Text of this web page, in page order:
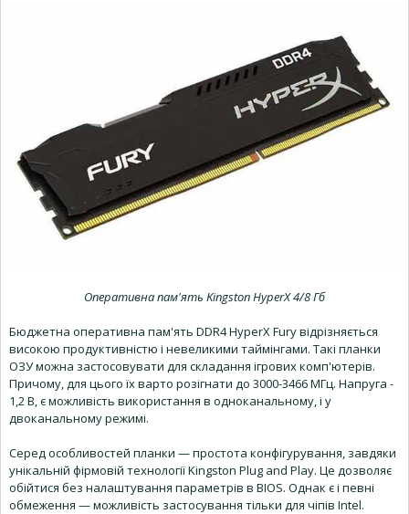
Оперативна пам'ять Kingston HyperX 4/8 Гб
Бюджетна оперативна пам'ять DDR4 HyperX Fury відрізняється
високою продуктивністю і невеликими таймінгами. Такі планки
ОЗУ можна застосовувати для складання ігрових комп'ютерів.
Причому, для цього їх варто розігнати до 3000-3466 МГц. Напруга -
1,2 В, є можливість використання в одноканальному, і у
двоканальному режимі.
Серед особливостей планки — простота конфігурування, завдяки
унікальній фірмовій технології Kingston Plug and Play. Це дозволяє
обійтися без налаштування параметрів в BIOS. Однак є і певні
обмеження — можливість застосування тільки для чіпів Intel.